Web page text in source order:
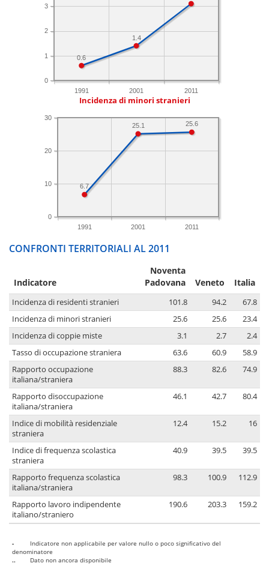
1991 2001 2011
0
1
2
3
1.4
0.6
Incidenza di minori stranieri
1991 2001 2011
0
10
20
30
25.6
25.1
6.7
CONFRONTI TERRITORIALI AL 2011
Indicatore
Noventa
Padovana
Veneto Italia
Incidenza di residenti stranieri 101.8 94.2
67.8
Incidenza di minori stranieri
25.6 25.6
23.4
Incidenza di coppie miste
3.1 2.7
2.4
Tasso di occupazione straniera
63.6 60.9
58.9
Rapporto occupazione
italiana/straniera
88.3 82.6 74.9
Rapporto disoccupazione
italiana/straniera
46.1 42.7 80.4
Indice di mobilità residenziale
straniera
12.4 15.2 16
Indice di frequenza scolastica
straniera
40.9 39.5 39.5
Rapporto frequenza scolastica
italiana/straniera
98.3 100.9 112.9
Rapporto lavoro indipendente
italiano/straniero
190.6 203.3 159.2
-
Indicatore non applicabile per valore nullo o poco significativo del
denominatore
..
Dato non ancora disponibile